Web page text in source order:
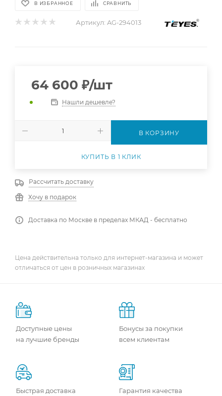
В ИЗБРАННОЕ СРАВНИТЬ
Артикул: AG-294013
64 600 ₽/шт
Нашли дешевле?
В КОРЗИНУ
КУПИТЬ В 1 КЛИК
Рассчитать доставку
Хочу в подарок
Доставка по Москве в пределах МКАД - бесплатно
Цена действительна только для интернет-магазина и может
отличаться от цен в розничных магазинах
Доступные цены
на лучшие бренды
Бонусы за покупки
всем клиентам
Быстрая доставка
Гарантия качества